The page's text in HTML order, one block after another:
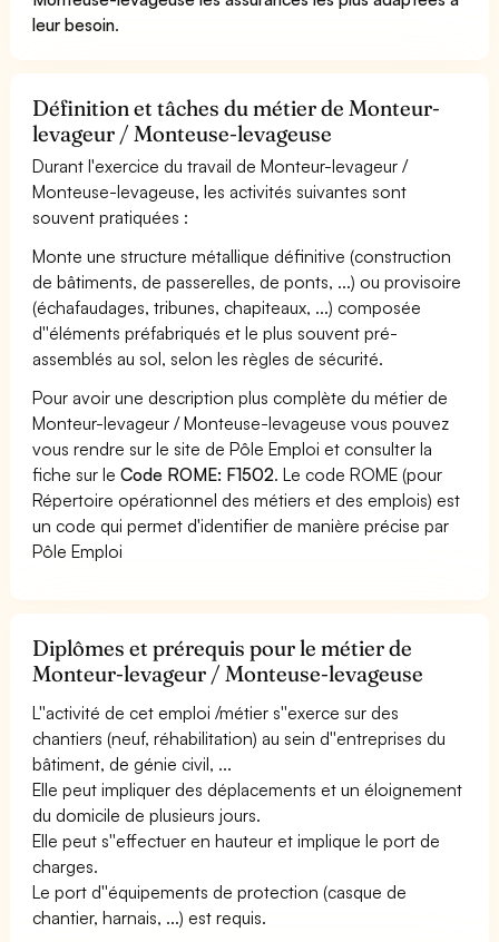
leur besoin.
Définition et tâches du métier de Monteur-
levageur / Monteuse-levageuse
Durant l'exercice du travail de Monteur-levageur /
Monteuse-levageuse, les activités suivantes sont
souvent pratiquées :
Monte une structure métallique définitive (construction
de bâtiments, de passerelles, de ponts, ...) ou provisoire
(échafaudages, tribunes, chapiteaux, ...) composée
d''éléments préfabriqués et le plus souvent pré-
assemblés au sol, selon les règles de sécurité.
Pour avoir une description plus complète du métier de
Monteur-levageur / Monteuse-levageuse vous pouvez
vous rendre sur le site de Pôle Emploi et consulter la
fiche sur leCode ROME: F1502. Le code ROME (pour
Répertoire opérationnel des métiers et des emplois) est
un code qui permet d'identifier de manière précise par
Pôle Emploi
Diplômes et prérequis pour le métier de
Monteur-levageur / Monteuse-levageuse
L''activité de cet emploi /métier s''exerce sur des
chantiers (neuf, réhabilitation) au sein d''entreprises du
bâtiment, de génie civil, ...
Elle peut impliquer des déplacements et un éloignement
du domicile de plusieurs jours.
Elle peut s''effectuer en hauteur et implique le port de
charges.
Le port d''équipements de protection (casque de
chantier, harnais, ...) est requis.